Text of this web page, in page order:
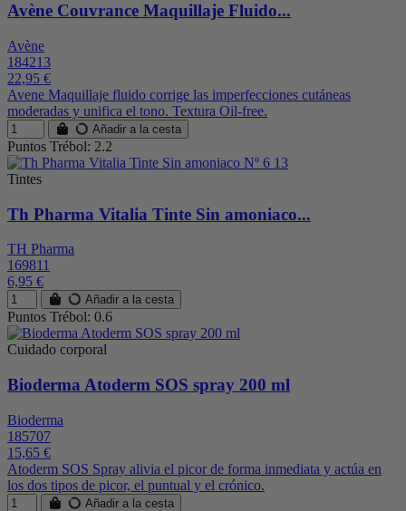
Avène Couvrance Maquillaje Fluido...
Avène
184213
22,95 €
Avene Maquillaje fluido corrige las imperfecciones cutáneas
moderadas y unifica el tono. Textura Oil-free.
Añadir a la cesta
Puntos Trébol: 2.2
Tintes
Th Pharma Vitalia Tinte Sin amoniaco...
TH Pharma
169811
6,95 €
Añadir a la cesta
Puntos Trébol: 0.6
Cuidado corporal
Bioderma Atoderm SOS spray 200 ml
Bioderma
185707
15,65 €
Atoderm SOS Spray alivia el picor de forma inmediata y actúa en
los dos tipos de picor, el puntual y el crónico.
Añadir a la cesta